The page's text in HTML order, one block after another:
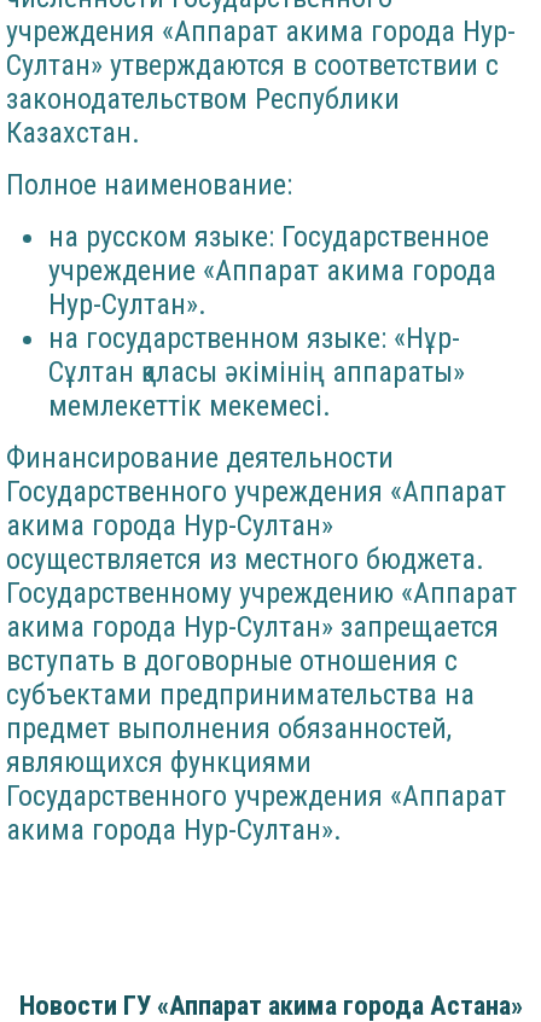
учреждения «Аппарат акима города Нур-
Султан» утверждаются в соответствии с
законодательством Республики
Казахстан.
Полное наименование:
на русском языке: Государственное
учреждение «Аппарат акима города
Нур-Султан».
на государственном языке: «Нұр-
Сұлтан қаласы әкімінің аппараты»
мемлекеттік мекемесі.
Финансирование деятельности
Государственного учреждения «Аппарат
акима города Нур-Султан»
осуществляется из местного бюджета.
Государственному учреждению «Аппарат
акима города Нур-Султан» запрещается
вступать в договорные отношения с
субъектами предпринимательства на
предмет выполнения обязанностей,
являющихся функциями
Государственного учреждения «Аппарат
акима города Нур-Султан».
Новости ГУ «Аппарат акима города Астана»